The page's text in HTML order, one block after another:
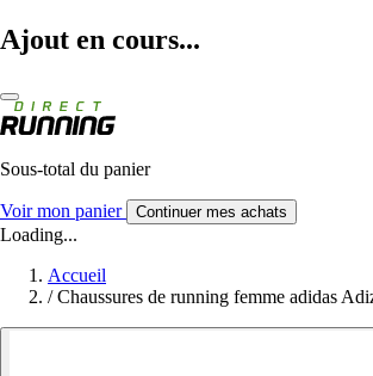
Ajout en cours...
Sous-total du panier
Voir mon panier Continuer mes achats
Loading...
Accueil
/ Chaussures de running femme adidas